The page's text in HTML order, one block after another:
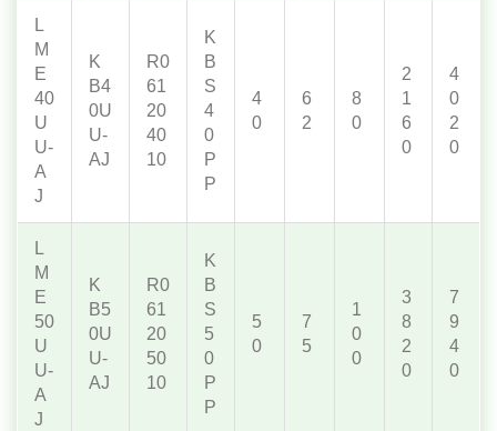
L
M
E
40
U
U-
A
J
K
B4
0U
U-
AJ
R0
61
20
40
10
K
B
S
4
0
P
P
4
0
6
2
8
0
2
1
6
0
4
0
2
0
L
M
E
50
U
U-
A
J
K
B5
0U
U-
AJ
R0
61
20
50
10
K
B
S
5
0
P
P
5
0
7
5
1
0
0
3
8
2
0
7
9
4
0